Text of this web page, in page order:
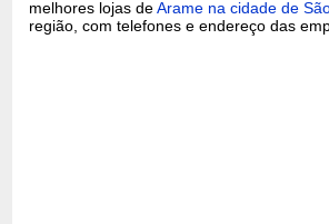
melhores lojas deArame na cidade de
região, com telefones e endereço das